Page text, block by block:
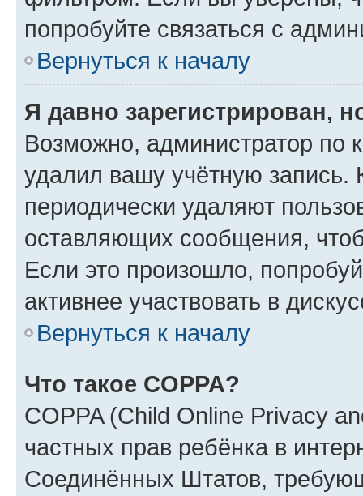
попробуйте связаться с
Вернуться к началу
Я давно зарегистрирован,
Возможно, администратор по
удалил вашу учётную запись.
периодически удаляют
оставляющих сообщения,
Если это произошло,
активнее участвовать в
Вернуться к началу
Что такое COPPA?
COPPA (Child Online Privacy
частных прав ребёнка в
Соединённых Штатов,